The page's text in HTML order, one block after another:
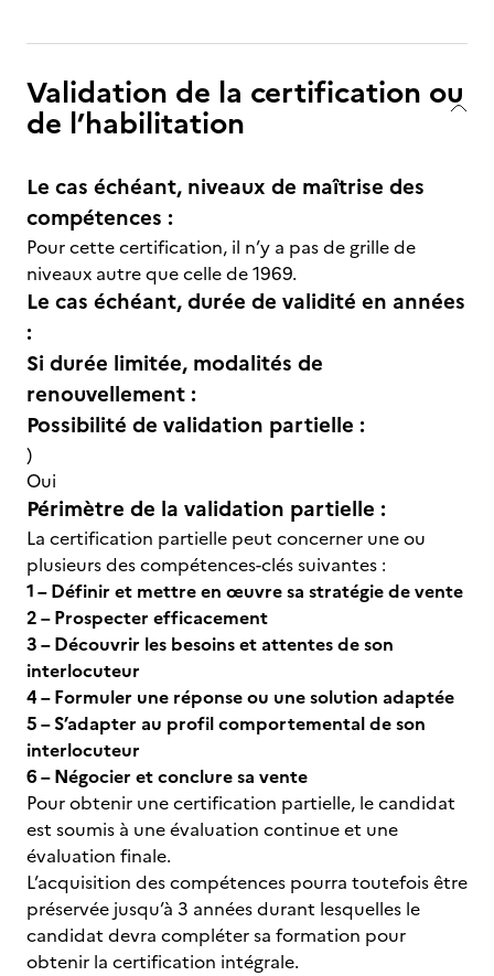
Validation de la certification ou
de l’habilitation
Le cas échéant, niveaux de maîtrise des
compétences :
Pour cette certification, il n’y a pas de grille de
niveaux autre que celle de 1969.
Le cas échéant, durée de validité en années
:
Si durée limitée, modalités de
renouvellement :
Possibilité de validation partielle :
)
Oui
Périmètre de la validation partielle :
La certification partielle peut concerner une ou
plusieurs des compétences-clés suivantes :
1 – Définir et mettre en œuvre sa stratégie de vente
2 – Prospecter efficacement
3 – Découvrir les besoins et attentes de son
interlocuteur
4 – Formuler une réponse ou une solution adaptée
5 – S’adapter au profil comportemental de son
interlocuteur
6 – Négocier et conclure sa vente
Pour obtenir une certification partielle, le candidat
est soumis à une évaluation continue et une
évaluation finale.
L’acquisition des compétences pourra toutefois être
préservée jusqu’à 3 années durant lesquelles le
candidat devra compléter sa formation pour
obtenir la certification intégrale.